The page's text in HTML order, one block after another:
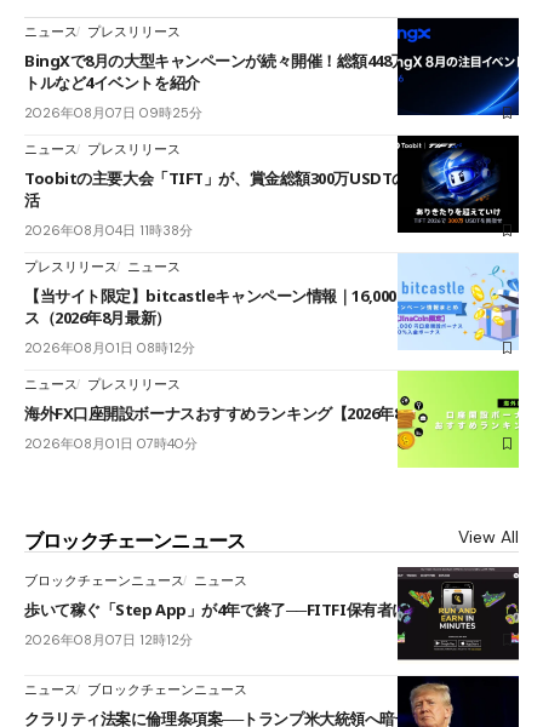
ニュース プレスリリース
BingXで8月の大型キャンペーンが続々開催！総額448万USDT超のAIバ
トルなど4イベントを紹介
2026年08月07日 09時25分
ニュース プレスリリース
Toobitの主要大会「TIFT」が、賞金総額300万USDTのレースとして復
活
2026年08月04日 11時38分
プレスリリース ニュース
【当サイト限定】bitcastleキャンペーン情報｜16,000円口座開設ボーナ
ス（2026年8月最新）
2026年08月01日 08時12分
ニュース プレスリリース
海外FX口座開設ボーナスおすすめランキング【2026年8月最新】
2026年08月01日 07時40分
ブロックチェーンニュース View All
ブロックチェーンニュース ニュース
歩いて稼ぐ「Step App」が4年で終了──FITFI保有者に対応呼びかけ
2026年08月07日 12時12分
ニュース ブロックチェーンニュース
クラリティ法案に倫理条項案──トランプ米大統領へ暗号資産事業の売却